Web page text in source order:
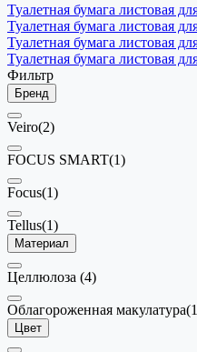
Туалетная бумага листовая
Туалетная бумага листовая
Туалетная бумага листовая
Туалетная бумага листовая
Фильтр
Бренд
Veiro(2)
FOCUS SMART(1)
Focus(1)
Tellus(1)
Материал
Целлюлоза (4)
Облагороженная макулатура
Цвет